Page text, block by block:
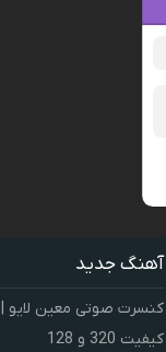
آهنگ جدید
کنسرت صوتی معین لایو |
کیفیت 320 و 128